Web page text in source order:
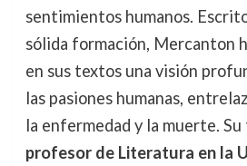
sentimientos humanos.
sólida formación, Mercanton
en sus textos una visión
las pasiones humanas,
la enfermedad y la muerte.
profesor de Literatura en la